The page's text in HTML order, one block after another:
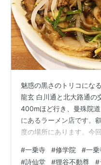
魅惑の黒さのトリコにな
龍玄 白川通と北大路通の
400mほど行き、曼殊院
にあるラーメン店です。
度の場所にあります。今
REPORTしました。 ●住
#一乗寺 #修学院 #一乗
#詩仙堂 #狸谷不動尊 #